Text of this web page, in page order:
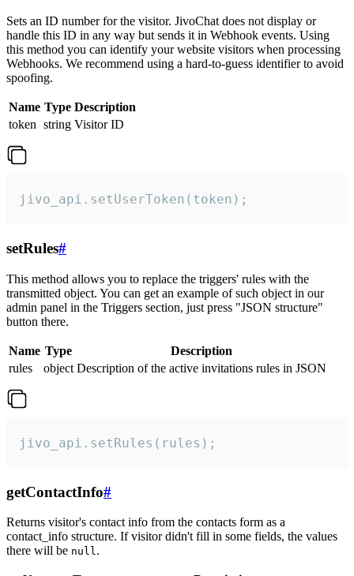
Sets an ID number for the visitor. JivoChat does not display or
handle this ID in any way but sends it in Webhook events. Using
this method you can identify your website visitors when processing
Webhooks. We recommend using a hard-to-guess identifier to avoid
spoofing.
Name Type Description
token string Visitor ID
jivo_api.setUserToken(token);
setRules#
This method allows you to replace the triggers' rules with the
transmitted object. You can get an example of such object in our
admin panel in the Triggers section, just press "JSON structure"
button there.
Name Type
Description
rules
object Description of the active invitations rules in JSON
jivo_api.setRules(rules);
getContactInfo#
Returns visitor's contact info from the contacts form as a
contact_info structure. If visitor didn't fill in some fields, the values
there will be null.